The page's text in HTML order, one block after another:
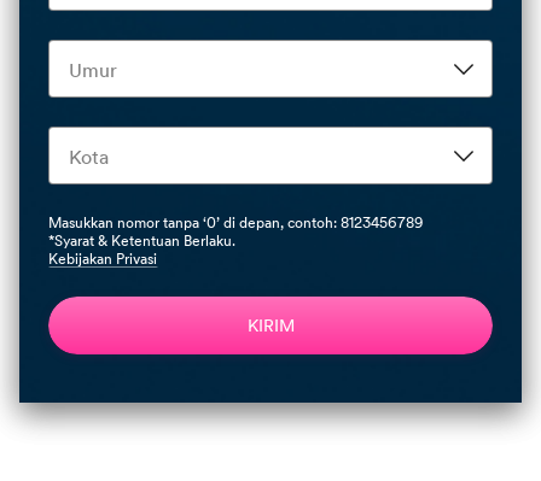
Masukkan nomor tanpa ‘0’ di depan, contoh: 8123456789
*Syarat & Ketentuan Berlaku.
Kebijakan Privasi
KIRIM